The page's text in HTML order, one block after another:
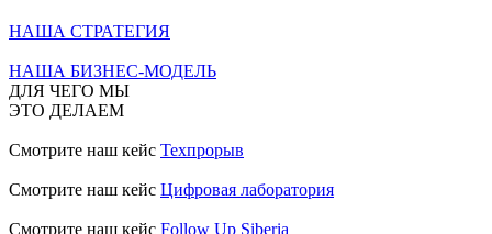
НАША СТРАТЕГИЯ
НАША БИЗНЕС-МОДЕЛЬ
ДЛЯ ЧЕГО МЫ
ЭТО ДЕЛАЕМ
Смотрите наш кейс Техпрорыв
Смотрите наш кейс Цифровая лаборатория
Смотрите наш кейс Follow Up Siberia